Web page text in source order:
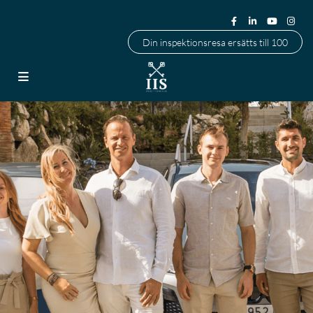
Din inspektionsresa ersätts till 100